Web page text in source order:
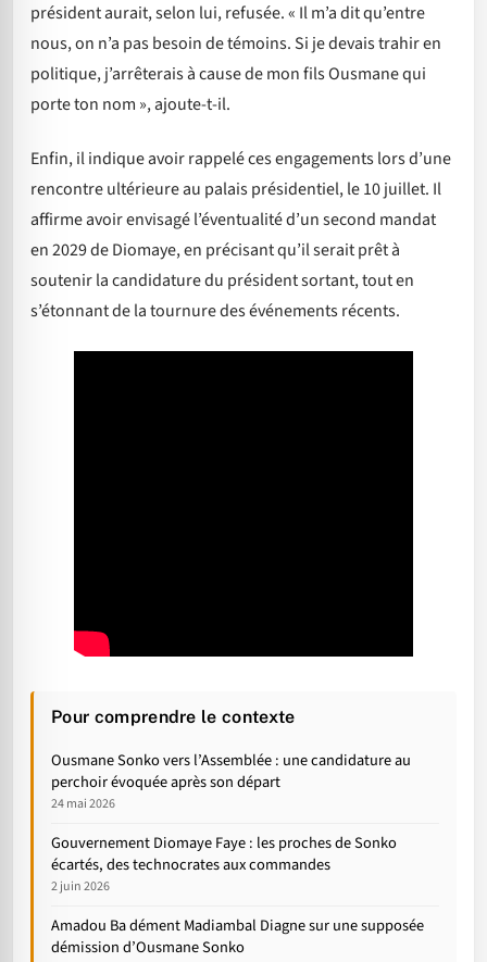
président aurait, selon lui, refusée. « Il m’a dit qu’entre
nous, on n’a pas besoin de témoins. Si je devais trahir en
politique, j’arrêterais à cause de mon fils Ousmane qui
porte ton nom », ajoute-t-il.
Enfin, il indique avoir rappelé ces engagements lors d’une
rencontre ultérieure au palais présidentiel, le 10 juillet. Il
affirme avoir envisagé l’éventualité d’un second mandat
en 2029 de Diomaye, en précisant qu’il serait prêt à
soutenir la candidature du président sortant, tout en
s’étonnant de la tournure des événements récents.
Pour comprendre le contexte
Ousmane Sonko vers l’Assemblée : une candidature au
perchoir évoquée après son départ
24 mai 2026
Gouvernement Diomaye Faye : les proches de Sonko
écartés, des technocrates aux commandes
2 juin 2026
Amadou Ba dément Madiambal Diagne sur une supposée
démission d’Ousmane Sonko